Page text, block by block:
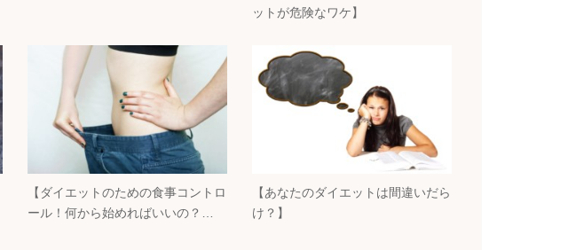
ットが危険なワケ】
【ダイエットのための食事コントロ
ール！何から始めればいいの？…
【あなたのダイエットは間違いだら
け？】